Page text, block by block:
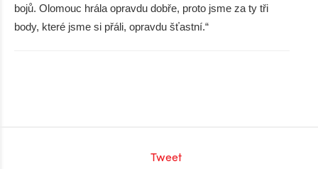
bojů. Olomouc hrála opravdu dobře, proto jsme za ty tři
body, které jsme si přáli, opravdu šťastní.“
Tweet